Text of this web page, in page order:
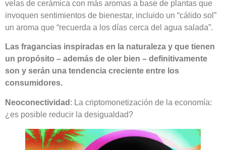
velas de cerámica con más aromas a base de plantas que
invoquen sentimientos de bienestar, incluido un “cálido sol”
un aroma que “recuerda a los días cerca del agua salada”.
Las fragancias inspiradas en la naturaleza y que tienen
un propósito – además de oler bien – definitivamente
son y serán una tendencia creciente entre los
consumidores.
Neoconectividad : La criptomonetización de la economía:
¿es posible reducir la desigualdad?